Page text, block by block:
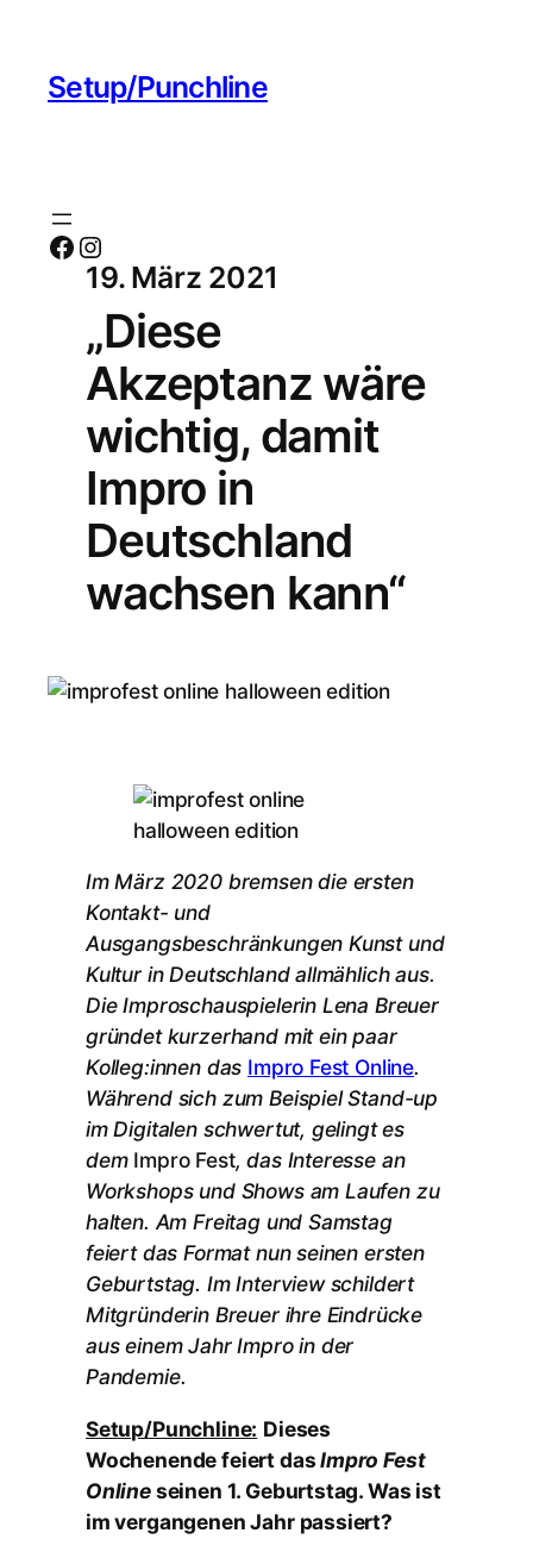
Setup/Punchline
Facebook Instagram
19. März 2021
„Diese
Akzeptanz wäre
wichtig, damit
Impro in
Deutschland
wachsen kann“
Im März 2020 bremsen die ersten
Kontakt- und
Ausgangsbeschränkungen Kunst und
Kultur in Deutschland allmählich aus.
Die Improschauspielerin Lena Breuer
gründet kurzerhand mit ein paar
Kolleg:innen das Impro Fest Online.
Während sich zum Beispiel Stand-up
im Digitalen schwertut, gelingt es
dem Impro Fest, das Interesse an
Workshops und Shows am Laufen zu
halten. Am Freitag und Samstag
feiert das Format nun seinen ersten
Geburtstag. Im Interview schildert
Mitgründerin Breuer ihre Eindrücke
aus einem Jahr Impro in der
Pandemie.
Setup/Punchline: Dieses
Wochenende feiert dasImpro Fest
Onlineseinen 1. Geburtstag. Was ist
im vergangenen Jahr passiert?